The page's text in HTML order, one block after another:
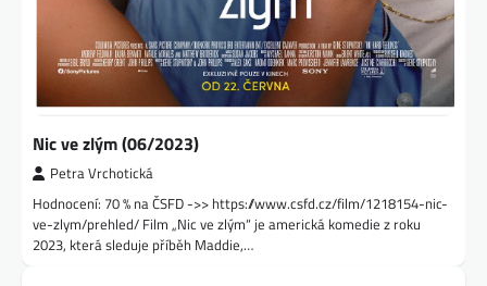
Nic ve zlým (06/2023)
Petra Vrchotická
Hodnocení: 70 % na ČSFD ->> https://www.csfd.cz/film/1218154-nic-
ve-zlym/prehled/ Film „Nic ve zlým“ je americká komedie z roku
2023, která sleduje příběh Maddie,…